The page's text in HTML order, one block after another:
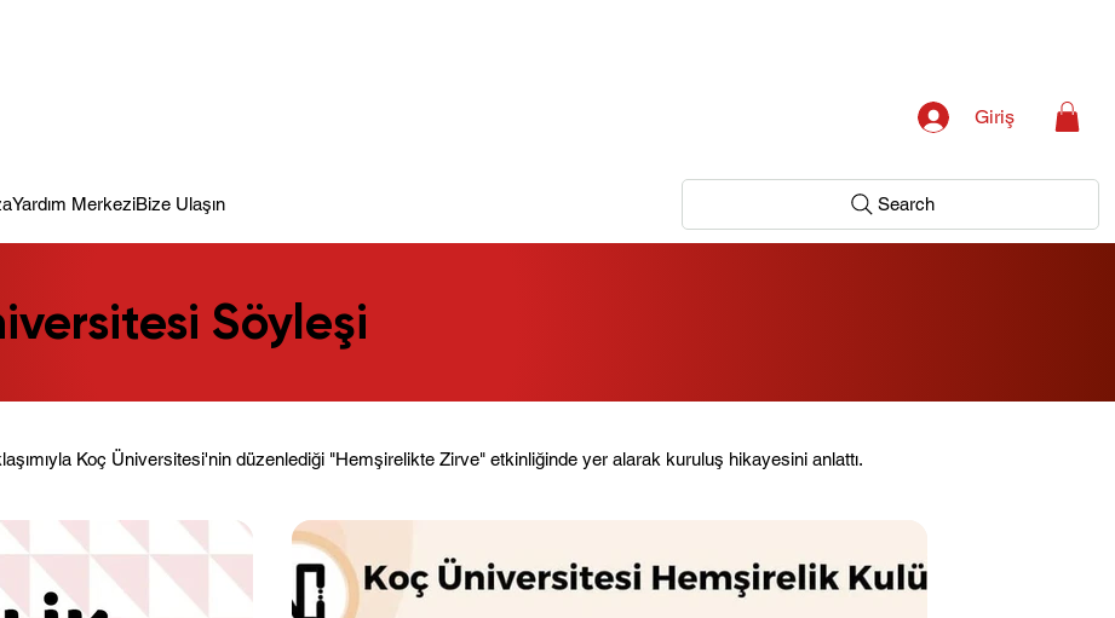
Giriş
Yardım MerkeziBize Ulaşın Search
Söyleşi
Koç Üniversitesi'nin düzenlediği "Hemşirelikte Zirve" etkinliğinde yer alarak kuruluş hikayesini anlattı.